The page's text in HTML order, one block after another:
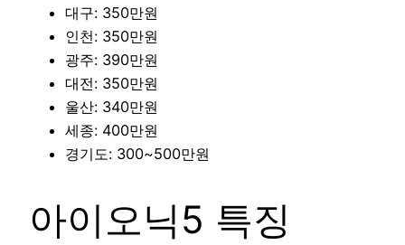
대구: 350만원
인천: 350만원
광주: 390만원
대전: 350만원
울산: 340만원
세종: 400만원
경기도: 300~500만원
아이오닉5 특징